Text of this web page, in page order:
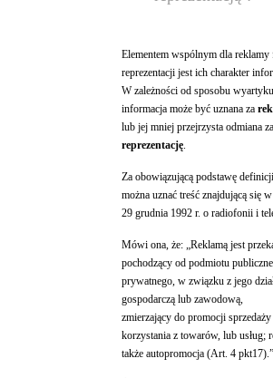
Elementem wspólnym dla
reprezentacji jest ich charakter
W zależności od sposobu
informacja może być uznana za
lub jej mniej przejrzysta odmiana za
reprezentację.
Za obowiązującą podstawę
można uznać treść znajdującą się
29 grudnia 1992 r. o radiofonii i
Mówi ona, że: „Reklamą jest
pochodzący od podmiotu
prywatnego, w związku z jego
gospodarczą lub zawodową,
zmierzający do promocji sprzedaży
korzystania z towarów, lub usług;
także autopromocja (Art. 4 pkt17).”